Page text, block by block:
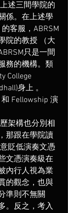
述三間學院的
係。在上述學
客服，ABRSM
院的教授 （大
只是一間
務的機構。類
College
身上 。
Fellowship 演
架構也分別相
那跟在學院讀
貶低演奏文憑
文憑演奏級在
內行人視為業
的觀念，也與
準則不無關
。反之，考入